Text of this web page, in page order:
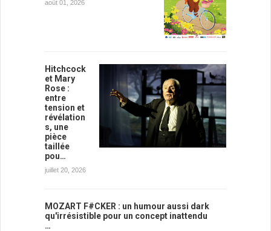
août 01, 2026
Hitchcock
et Mary
Rose :
entre
tension et
révélation
s, une
pièce
taillée
pou…
juillet 20, 2026
MOZART F#CKER : un humour aussi dark
qu'irrésistible pour un concept inattendu
…